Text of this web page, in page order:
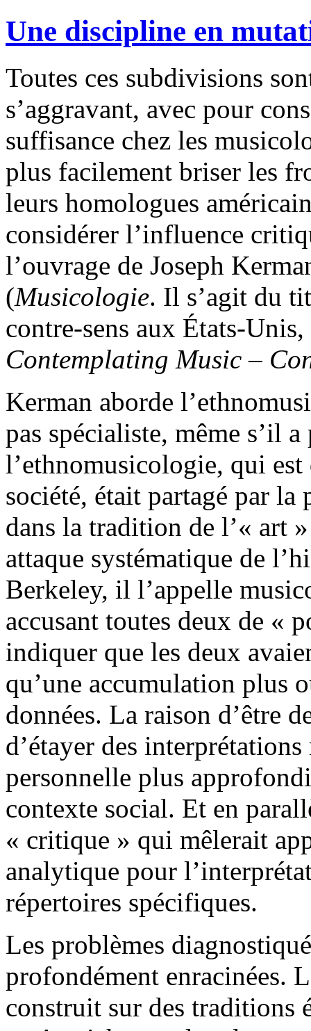
Une discipline en
Toutes ces subdivisions
s’aggravant, avec pour
suffisance chez les
plus facilement briser les
leurs homologues
considérer l’influence
l’ouvrage de Joseph
(Musicologie. Il s’agit du
contre-sens aux États-
Contemplating Music –
Kerman aborde
pas spécialiste, même s’il
l’ethnomusicologie, qui
société, était partagé par
dans la tradition de l’« art
attaque systématique de
Berkeley, il l’appelle
accusant toutes deux de «
indiquer que les deux
qu’une accumulation plus
données. La raison d’être
d’étayer des
personnelle plus
contexte social. Et en
« critique » qui mêlerait
analytique pour
répertoires spécifiques.
Les problèmes
profondément enracinées.
construit sur des traditions